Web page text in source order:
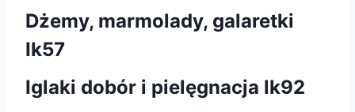
Dżemy, marmolady, galaretki
Ik57
Iglaki dobór i pielęgnacja lk92